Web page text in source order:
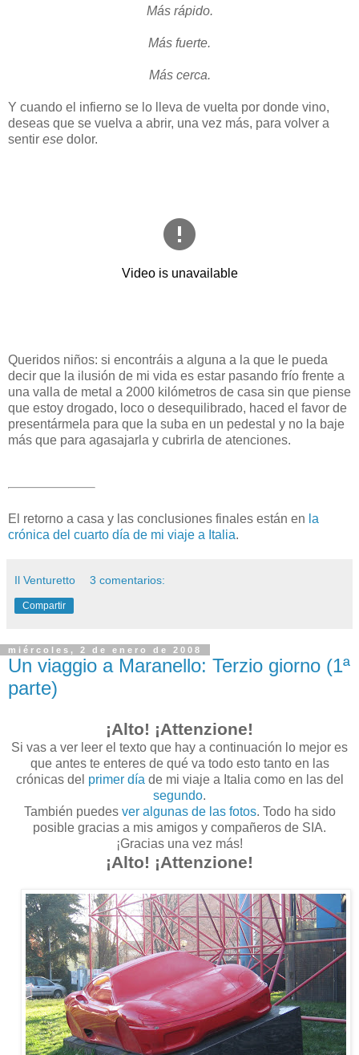
Más rápido.
Más fuerte.
Más cerca.
Y cuando el infierno se lo lleva de vuelta por donde vino,
deseas que se vuelva a abrir, una vez más, para volver a
sentir ese dolor.
Queridos niños: si encontráis a alguna a la que le pueda
decir que la ilusión de mi vida es estar pasando frío frente a
una valla de metal a 2000 kilómetros de casa sin que piense
que estoy drogado, loco o desequilibrado, haced el favor de
presentármela para que la suba en un pedestal y no la baje
más que para agasajarla y cubrirla de atenciones.
El retorno a casa y las conclusiones finales están en la
crónica del cuarto día de mi viaje a Italia.
Il Venturetto 3 comentarios:
Compartir
miércoles, 2 de enero de 2008
Un viaggio a Maranello: Terzio giorno (1ª
parte)
¡Alto! ¡Attenzione!
Si vas a ver leer el texto que hay a continuación lo mejor es
que antes te enteres de qué va todo esto tanto en las
crónicas del primer día de mi viaje a Italia como en las del
segundo.
También puedes ver algunas de las fotos. Todo ha sido
posible gracias a mis amigos y compañeros de SIA.
¡Gracias una vez más!
¡Alto! ¡Attenzione!